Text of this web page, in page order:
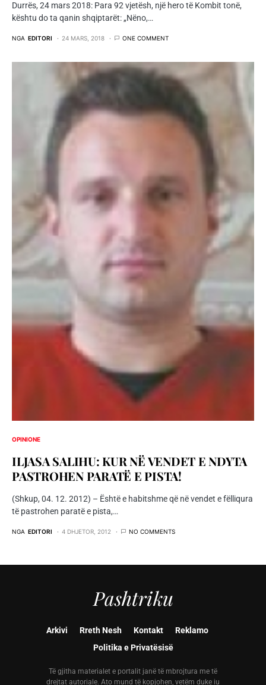
Durrës, 24 mars 2018: Para 92 vjetësh, një hero të Kombit tonë,
kështu do ta qanin shqiptarët: „Nëno,…
NGA EDITORI 24 MARS, 2018 ONE COMMENT
OPINIONE
ILJASA SALIHU: KUR NË VENDET E NDYTA
PASTROHEN PARATË E PISTA!
(Shkup, 04. 12. 2012) – Është e habitshme që në vendet e fëlliqura
të pastrohen paratë e pista,…
NGA EDITORI 4 DHJETOR, 2012 NO COMMENTS
Pashtriku
Arkivi Rreth Nesh Kontakt
Reklamo
Politika e Privatësisë
Të gjitha materialet e portalit janë të mbrojtura me të
drejtat autoriale. Ato mund të kopjohen, vetëm duke iu